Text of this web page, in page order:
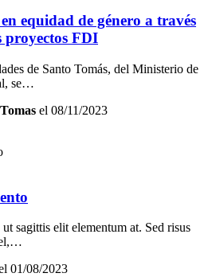
equidad de género a través
proyectos FDI
de Santo Tomás, del Ministerio de
se…
el 08/11/2023
sagittis elit elementum at. Sed risus
01/08/2023